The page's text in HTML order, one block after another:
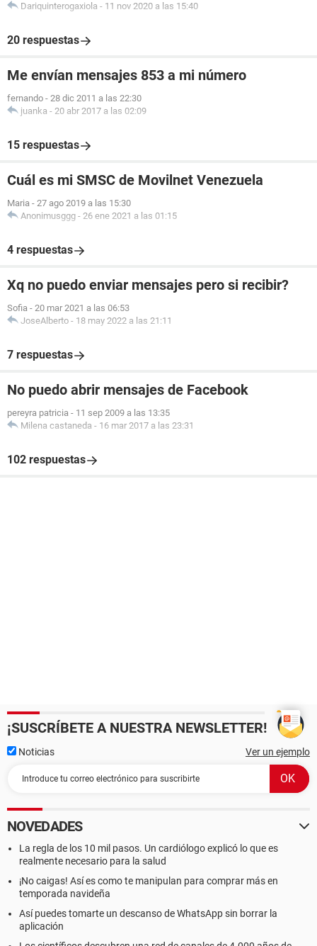
Dariquinterogaxiola - 11 nov 2020 a las 15:40
20 respuestas
Me envían mensajes 853 a mi número
fernando - 28 dic 2011 a las 22:30
juanka - 20 abr 2017 a las 02:09
15 respuestas
Cuál es mi SMSC de Movilnet Venezuela
Maria - 27 ago 2019 a las 15:30
Anonimusggg - 26 ene 2021 a las 01:15
4 respuestas
Xq no puedo enviar mensajes pero si recibir?
Sofia - 20 mar 2021 a las 06:53
JoseAlberto - 18 may 2022 a las 21:11
7 respuestas
No puedo abrir mensajes de Facebook
pereyra patricia - 11 sep 2009 a las 13:35
Milena castaneda - 16 mar 2017 a las 23:31
102 respuestas
¡SUSCRÍBETE A NUESTRA NEWSLETTER!
Noticias Ver un ejemplo
NOVEDADES
La regla de los 10 mil pasos. Un cardiólogo explicó lo que es
realmente necesario para la salud
¡No caigas! Así es como te manipulan para comprar más en
temporada navideña
Así puedes tomarte un descanso de WhatsApp sin borrar la
aplicación